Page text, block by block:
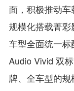
面，积极推动
规模化搭载菁
车型全面统一
Audio Vivid 双
牌、全车型的规